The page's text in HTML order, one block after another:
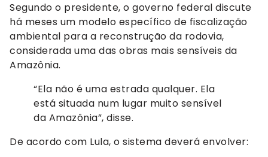
Segundo o presidente, o governo federal discute
há meses um modelo específico de fiscalização
ambiental para a reconstrução da rodovia,
considerada uma das obras mais sensíveis da
Amazônia.
“Ela não é uma estrada qualquer. Ela
está situada num lugar muito sensível
da Amazônia”, disse.
De acordo com Lula, o sistema deverá envolver: